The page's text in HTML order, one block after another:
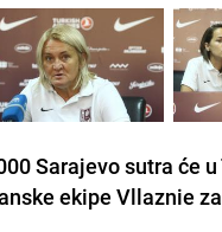
Sarajevo sutra će
ekipe Vllaznie